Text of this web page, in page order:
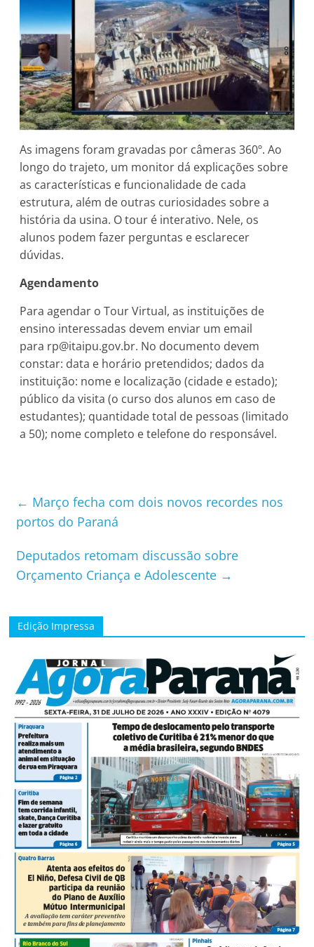
As imagens foram gravadas por câmeras 360º. Ao
longo do trajeto, um monitor dá explicações sobre
as características e funcionalidade de cada
estrutura, além de outras curiosidades sobre a
história da usina. O tour é interativo. Nele, os
alunos podem fazer perguntas e esclarecer
dúvidas.
Agendamento
Para agendar o Tour Virtual, as instituições de
ensino interessadas devem enviar um email
para rp@itaipu.gov.br. No documento devem
constar: data e horário pretendidos; dados da
instituição: nome e localização (cidade e estado);
público da visita (o curso dos alunos em caso de
estudantes); quantidade total de pessoas (limitado
a 50); nome completo e telefone do responsável.
← ​Março fecha com dois novos recordes nos
portos do Paraná
Deputados retomam discussão sobre
Orçamento Criança e Adolescente →
Edição Impressa